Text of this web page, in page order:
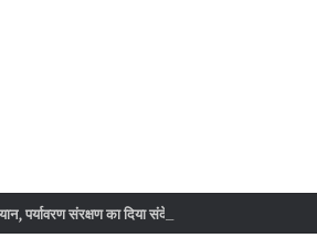
पर्यावरण संरक्षण का दिया संदेश